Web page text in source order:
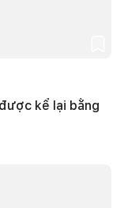
kể lại bằng